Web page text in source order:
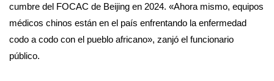
cumbre del FOCAC de Beijing en 2024. «Ahora mismo, equipos
médicos chinos están en el país enfrentando la enfermedad
codo a codo con el pueblo africano», zanjó el funcionario
público.